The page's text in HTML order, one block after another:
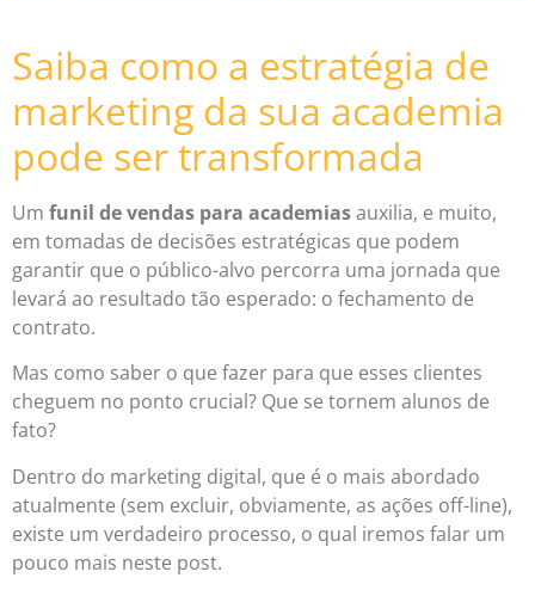
Saiba como a estratégia de
marketing da sua academia
pode ser transformada
Um funil de vendas para academiasauxilia, e muito,
em tomadas de decisões estratégicas que podem
garantir que o público-alvo percorra uma jornada que
levará ao resultado tão esperado: o fechamento de
contrato.
Mas como saber o que fazer para que esses clientes
cheguem no ponto crucial? Que se tornem alunos de
fato?
Dentro do marketing digital, que é o mais abordado
atualmente (sem excluir, obviamente, as ações off-line),
existe um verdadeiro processo, o qual iremos falar um
pouco mais neste post.